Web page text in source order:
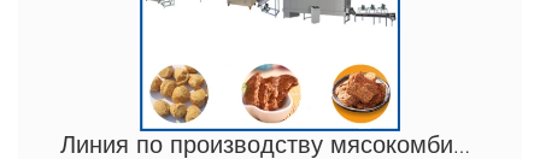
Линия по производству мясокомбината TSP